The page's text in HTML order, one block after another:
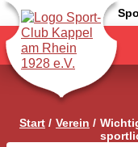
Start Verein